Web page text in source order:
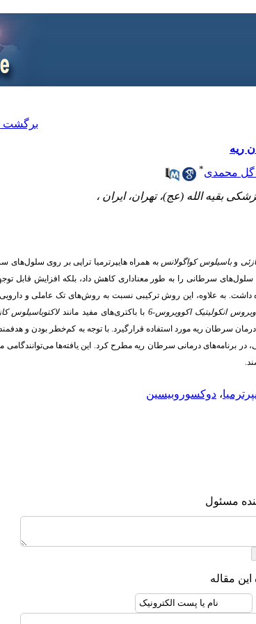
برگشت
ریه
گل محمدی*
بقیه الله (عج)، تهران، ایران ،
وباسیلوس کواگولانس به همراه هایپرترمیا تراپی بر روی سلول‌های
سرطانی را به طور معناداری کاهش داد، بلکه افزایش قابل
داشت. به علاوه، این روش ترکیبی نسبت به روش‌های تک عاملی و دارویی
ویروس انکولیتیک اکوویروس-6 با باکتری‌های مفید مانندلاکتوباسیلوس
درمان سرطان ریه مورد استفاده قرارگیرد. با توجه به کم‌خطر بودن و
در برنامه‌های درمانی سرطان ریه مطرح کرد. این یافته‌ها می‌توانندگامی
، دوکسوروبیسین
مسئول
مقاله